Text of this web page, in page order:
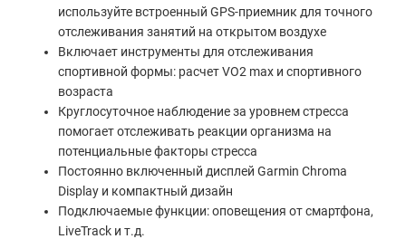
используйте встроенный GPS-приемник для точного
отслеживания занятий на открытом воздухе
Включает инструменты для отслеживания
спортивной формы: расчет VO2 max и спортивного
возраста
Круглосуточное наблюдение за уровнем стресса
помогает отслеживать реакции организма на
потенциальные факторы стресса
Постоянно включенный дисплей Garmin Chroma
Display и компактный дизайн
Подключаемые функции: оповещения от смартфона,
LiveTrack и т.д.